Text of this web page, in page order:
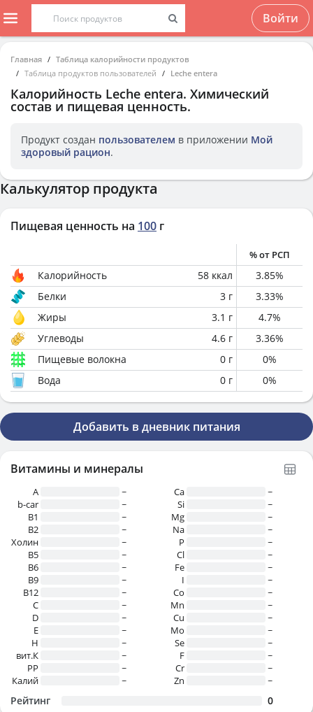
Войти
Главная
Таблица калорийности продуктов
Таблица продуктов пользователей
Leche entera
Калорийность Leche entera. Химический
состав и пищевая ценность.
Продукт создан пользователем в приложении Мой
здоровый рацион.
Калькулятор продукта
Пищевая ценность на 100 г
% от РСП
Калорийность 58 ккал 3.85%
Белки
3 г 3.33%
Жиры
3.1 г 4.7%
Углеводы
4.6 г 3.36%
Пищевые волокна
0 г 0%
Вода
0 г 0%
Добавить в дневник питания
Витамины и минералы
A
~
b-car
~
В1
~
B2
~
Холин
~
B5
~
B6
~
B9
~
B12
~
C
~
D
~
E
~
H
~
вит.К
~
PP
~
Калий
~
Ca
~
Si
~
Mg
~
Na
~
P
~
Cl
~
Fe
~
I
~
Co
~
Mn
~
Cu
~
Mo
~
Se
~
F
~
Cr
~
Zn
~
Рейтинг 0